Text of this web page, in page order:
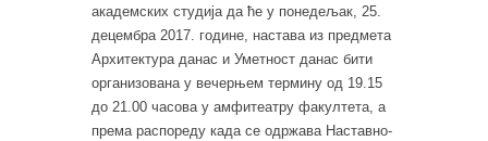
академских студија да ће у понедељак, 25.
децембра 2017. године, настава из предмета
Архитектура данас и Уметност данас бити
организована у вечерњем термину од 19.15
до 21.00 часова у амфитеатру факултета, а
према распореду када се одржава Наставно-